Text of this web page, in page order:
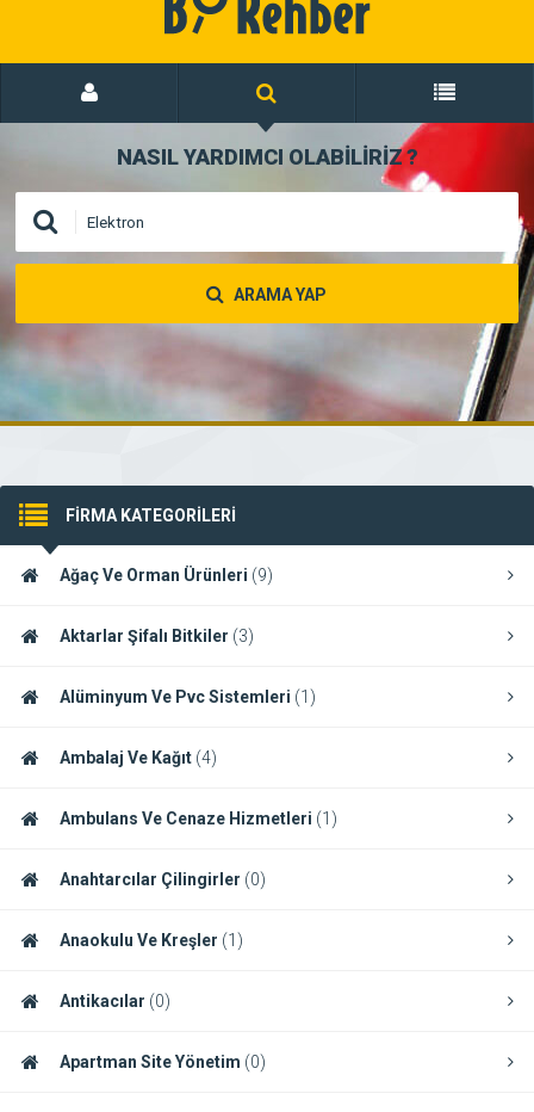
NASIL YARDIMCI OLABİLİRİZ?
ARAMA YAP
FİRMA KATEGORİLERİ
Ağaç Ve Orman Ürünleri (9)
Aktarlar Şifalı Bitkiler (3)
Alüminyum Ve Pvc Sistemleri (1)
Ambalaj Ve Kağıt (4)
Ambulans Ve Cenaze Hizmetleri (1)
Anahtarcılar Çilingirler (0)
Anaokulu Ve Kreşler (1)
Antikacılar (0)
Apartman Site Yönetim (0)